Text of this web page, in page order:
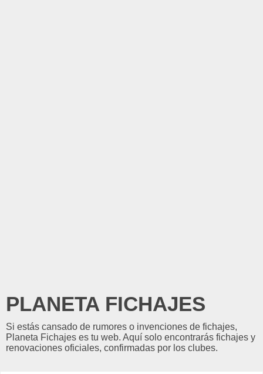
PLANETA FICHAJES
Si estás cansado de rumores o invenciones de fichajes,
Planeta Fichajes es tu web. Aquí solo encontrarás fichajes y
renovaciones oficiales, confirmadas por los clubes.